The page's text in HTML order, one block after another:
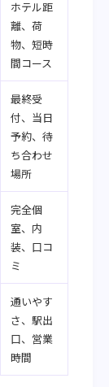
ホテル距
離、荷
物、短時
間コース
最終受
付、当日
予約、待
ち合わせ
場所
完全個
室、内
装、口コ
ミ
通いやす
さ、駅出
口、営業
時間